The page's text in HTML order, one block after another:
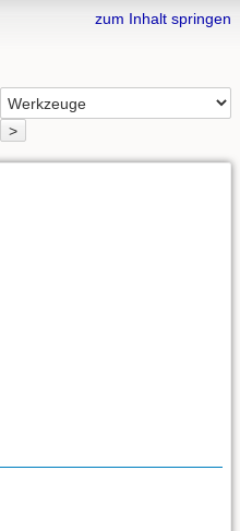
zum Inhalt springen
>